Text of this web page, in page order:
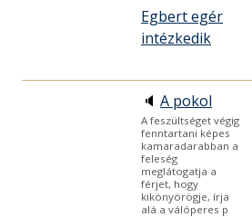
Egbert egér
intézkedik
🔈 A pokol
A feszültséget végig
fenntartani képes
kamaradarabban a
feleség
meglátogatja a
férjet, hogy
kikönyörögje, írja
alá a válóperes p